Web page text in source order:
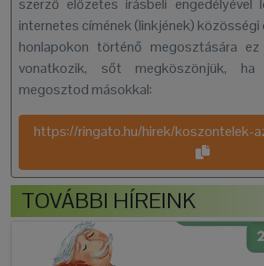
szerző előzetes írásbeli engedélyével
internetes címének (linkjének) közösségi
honlapokon történő megosztására
vonatkozik, sőt megköszönjük,
megosztod másokkal:
https://ringato.hu/hirek/koszontelek-
TOVÁBBI HÍREINK